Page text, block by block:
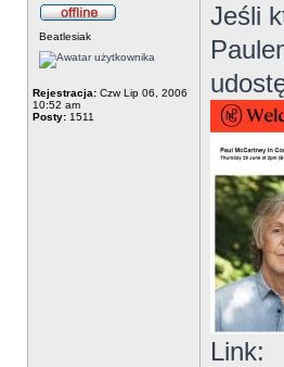
Beatlesiak
Rejestracja: Czw Lip 06, 2006
10:52 am
Posty: 1511
Jeśli
Link: